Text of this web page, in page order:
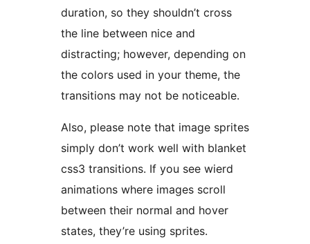
duration, so they shouldn’t cross
the line between nice and
distracting; however, depending on
the colors used in your theme, the
transitions may not be noticeable.
Also, please note that image sprites
simply don’t work well with blanket
css3 transitions. If you see wierd
animations where images scroll
between their normal and hover
states, they’re using sprites.